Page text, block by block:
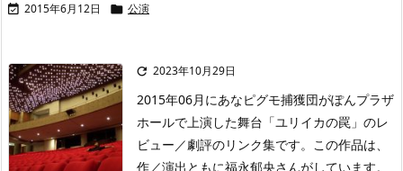
 2015年6月12日  公演
 2023年10月29日
2015年06月にあなピグモ捕獲団がぽんプラザ
ホールで上演した舞台「ユリイカの罠」のレ
ビュー／劇評のリンク集です。この作品は、
作／演出ともに福永郁央さんがしています。